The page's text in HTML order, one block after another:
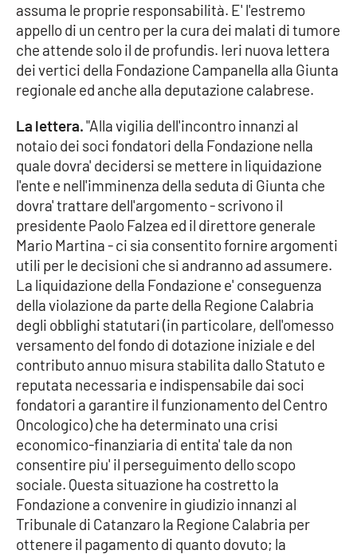
Editoriali
VIDEO
Cronaca
Cultura
Economia e Lavoro
Politica
Sanità
Società
Sport
RUBRICHE
Good Morning Vietnam
Parchi Marini Calabria
assuma le proprie responsabilità. E' l'estremo
appello di un centro per la cura dei malati di tumore
che attende solo il de profundis. Ieri nuova lettera
dei vertici della Fondazione Campanella alla Giunta
regionale ed anche alla deputazione calabrese.
La lettera."Alla vigilia dell'incontro innanzi al
notaio dei soci fondatori della Fondazione nella
quale dovra' decidersi se mettere in liquidazione
l'ente e nell'imminenza della seduta di Giunta che
dovra' trattare dell'argomento - scrivono il
presidente Paolo Falzea ed il direttore generale
Mario Martina - ci sia consentito fornire argomenti
utili per le decisioni che si andranno ad assumere.
La liquidazione della Fondazione e' conseguenza
della violazione da parte della Regione Calabria
degli obblighi statutari (in particolare, dell'omesso
versamento del fondo di dotazione iniziale e del
contributo annuo misura stabilita dallo Statuto e
reputata necessaria e indispensabile dai soci
fondatori a garantire il funzionamento del Centro
Oncologico) che ha determinato una crisi
economico-finanziaria di entita' tale da non
consentire piu' il perseguimento dello scopo
sociale. Questa situazione ha costretto la
Fondazione a convenire in giudizio innanzi al
Tribunale di Catanzaro la Regione Calabria per
ottenere il pagamento di quanto dovuto; la